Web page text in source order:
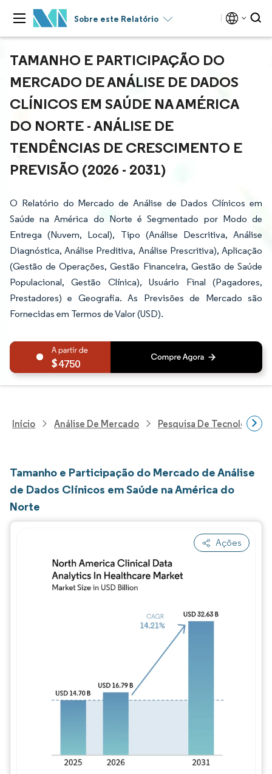
Sobre este Relatório
TAMANHO E PARTICIPAÇÃO DO
MERCADO DE ANÁLISE DE DADOS
CLÍNICOS EM SAÚDE NA AMÉRICA
DO NORTE - ANÁLISE DE
TENDÊNCIAS DE CRESCIMENTO E
PREVISÃO (2026 - 2031)
O Relatório do Mercado de Análise de Dados Clínicos em
Saúde na América do Norte é Segmentado por Modo de
Entrega (Nuvem, Local), Tipo (Análise Descritiva, Análise
Diagnóstica, Análise Preditiva, Análise Prescritiva), Aplicação
(Gestão de Operações, Gestão Financeira, Gestão de Saúde
Populacional, Gestão Clínica), Usuário Final (Pagadores,
Prestadores) e Geografia. As Previsões de Mercado são
Fornecidas em Termos de Valor (USD).
4750
Início Análise De Mercado Pesquisa De Tecnologia,
Tamanho e Participação do Mercado de Análise
de Dados Clínicos em Saúde na América do
Norte
Ações
Imagem © Mordor Intelligence. O reuso